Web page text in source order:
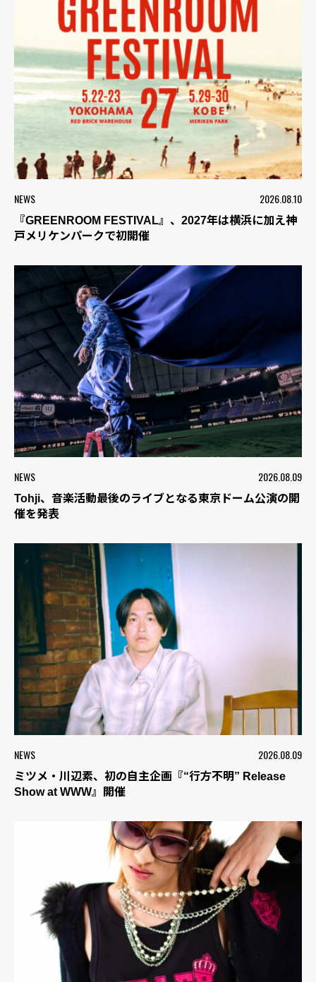
NEWS 2026.08.10
『GREENROOM FESTIVAL』、2027年は横浜に加え神
戸メリケンパークで初開催
NEWS 2026.08.09
Tohji、音楽活動最後のライブとなる東京ドーム公演の開
催を発表
NEWS 2026.08.09
ミツメ・川辺素、初の自主企画『“行方不明” Release
Show at WWW』開催